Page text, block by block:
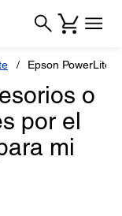
Epson PowerLite
o
por el
mi